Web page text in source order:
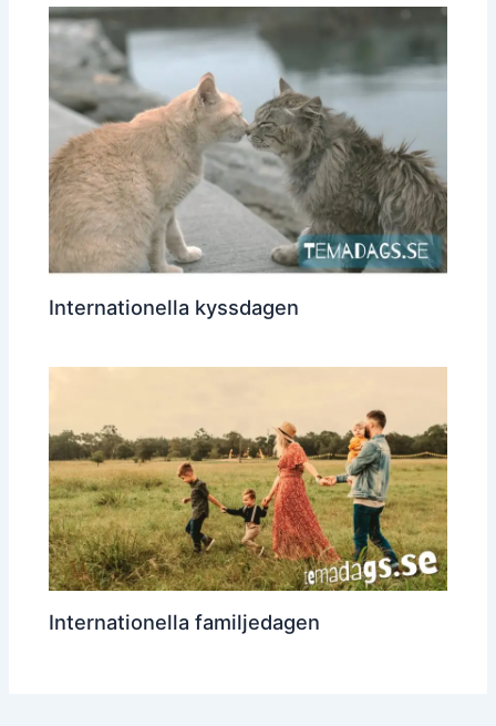
Internationella kyssdagen
Internationella familjedagen